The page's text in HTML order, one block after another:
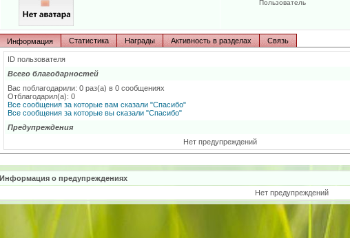
Пользователь
Информация Статистика Награды Активность в разделах Связь
ID пользователя
Всего благодарностей
Вас поблагодарили: 0 раз(а) в 0 сообщениях
Отблагодарил(а): 0
Все сообщения за которые вам сказали "Спасибо"
Все сообщения за которые вы сказали "Спасибо"
Предупреждения
Нет предупреждений
Информация о предупреждениях
Нет предупреждений